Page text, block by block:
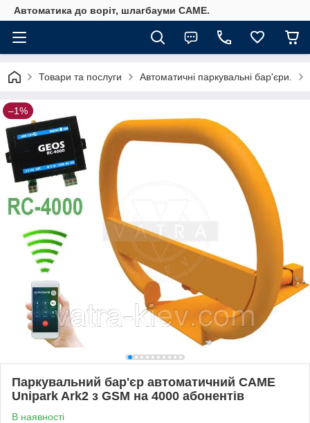
Автоматика до воріт, шлагбауми CAME.
Товари та послуги Автоматичні паркувальні бар'єри.
–1%
Паркувальний бар'єр автоматичний CAME
Unipark Ark2 з GSM на 4000 абонентів
В наявності